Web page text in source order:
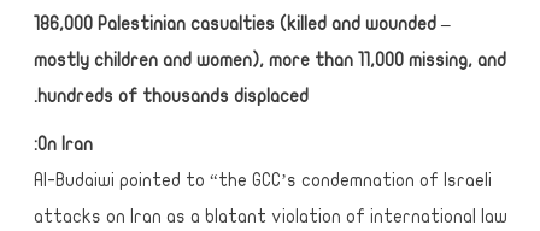
186,000 Palestinian casualties (killed and wounded –
mostly children and women), more than 11,000 missing, and
hundreds of thousands displaced.
On Iran:
Al-Budaiwi pointed to “the GCC’s condemnation of Israeli
attacks on Iran as a blatant violation of international law